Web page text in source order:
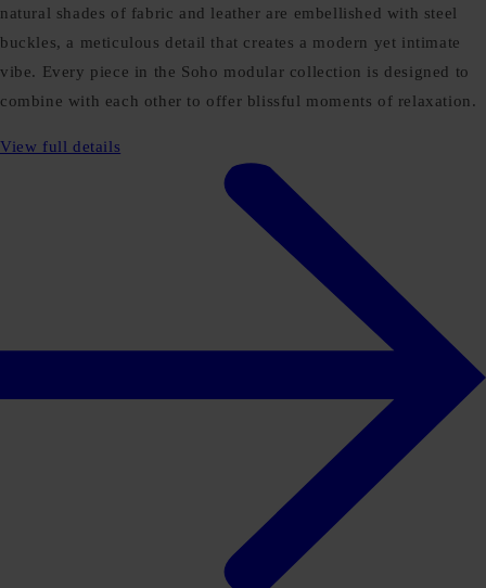
natural shades of fabric and leather are embellished with steel
buckles, a meticulous detail that creates a modern yet intimate
vibe. Every piece in the Soho modular collection is designed to
combine with each other to offer blissful moments of relaxation.
View full details